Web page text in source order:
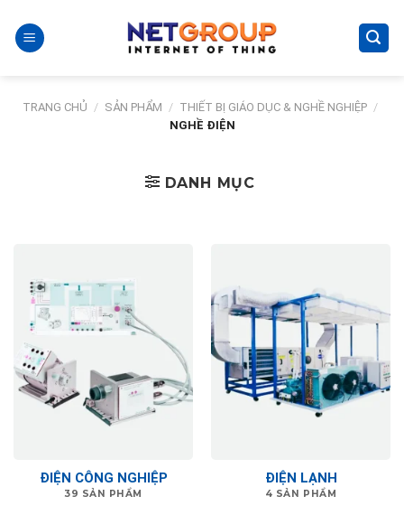
content
TRANG CHỦ / SẢN PHẨM / THIẾT BỊ GIÁO DỤC & NGHỀ NGHIỆP /
NGHỀ ĐIỆN
DANH MỤC
ĐIỆN CÔNG NGHIỆP
39 SẢN PHẨM
ĐIỆN LẠNH
4 SẢN PHẨM